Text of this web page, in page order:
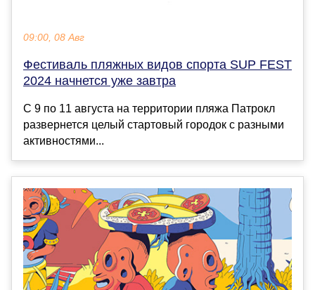
09:00, 08 Авг
Фестиваль пляжных видов спорта SUP FEST
2024 начнется уже завтра
С 9 по 11 августа на территории пляжа Патрокл
развернется целый стартовый городок с разными
активностями...